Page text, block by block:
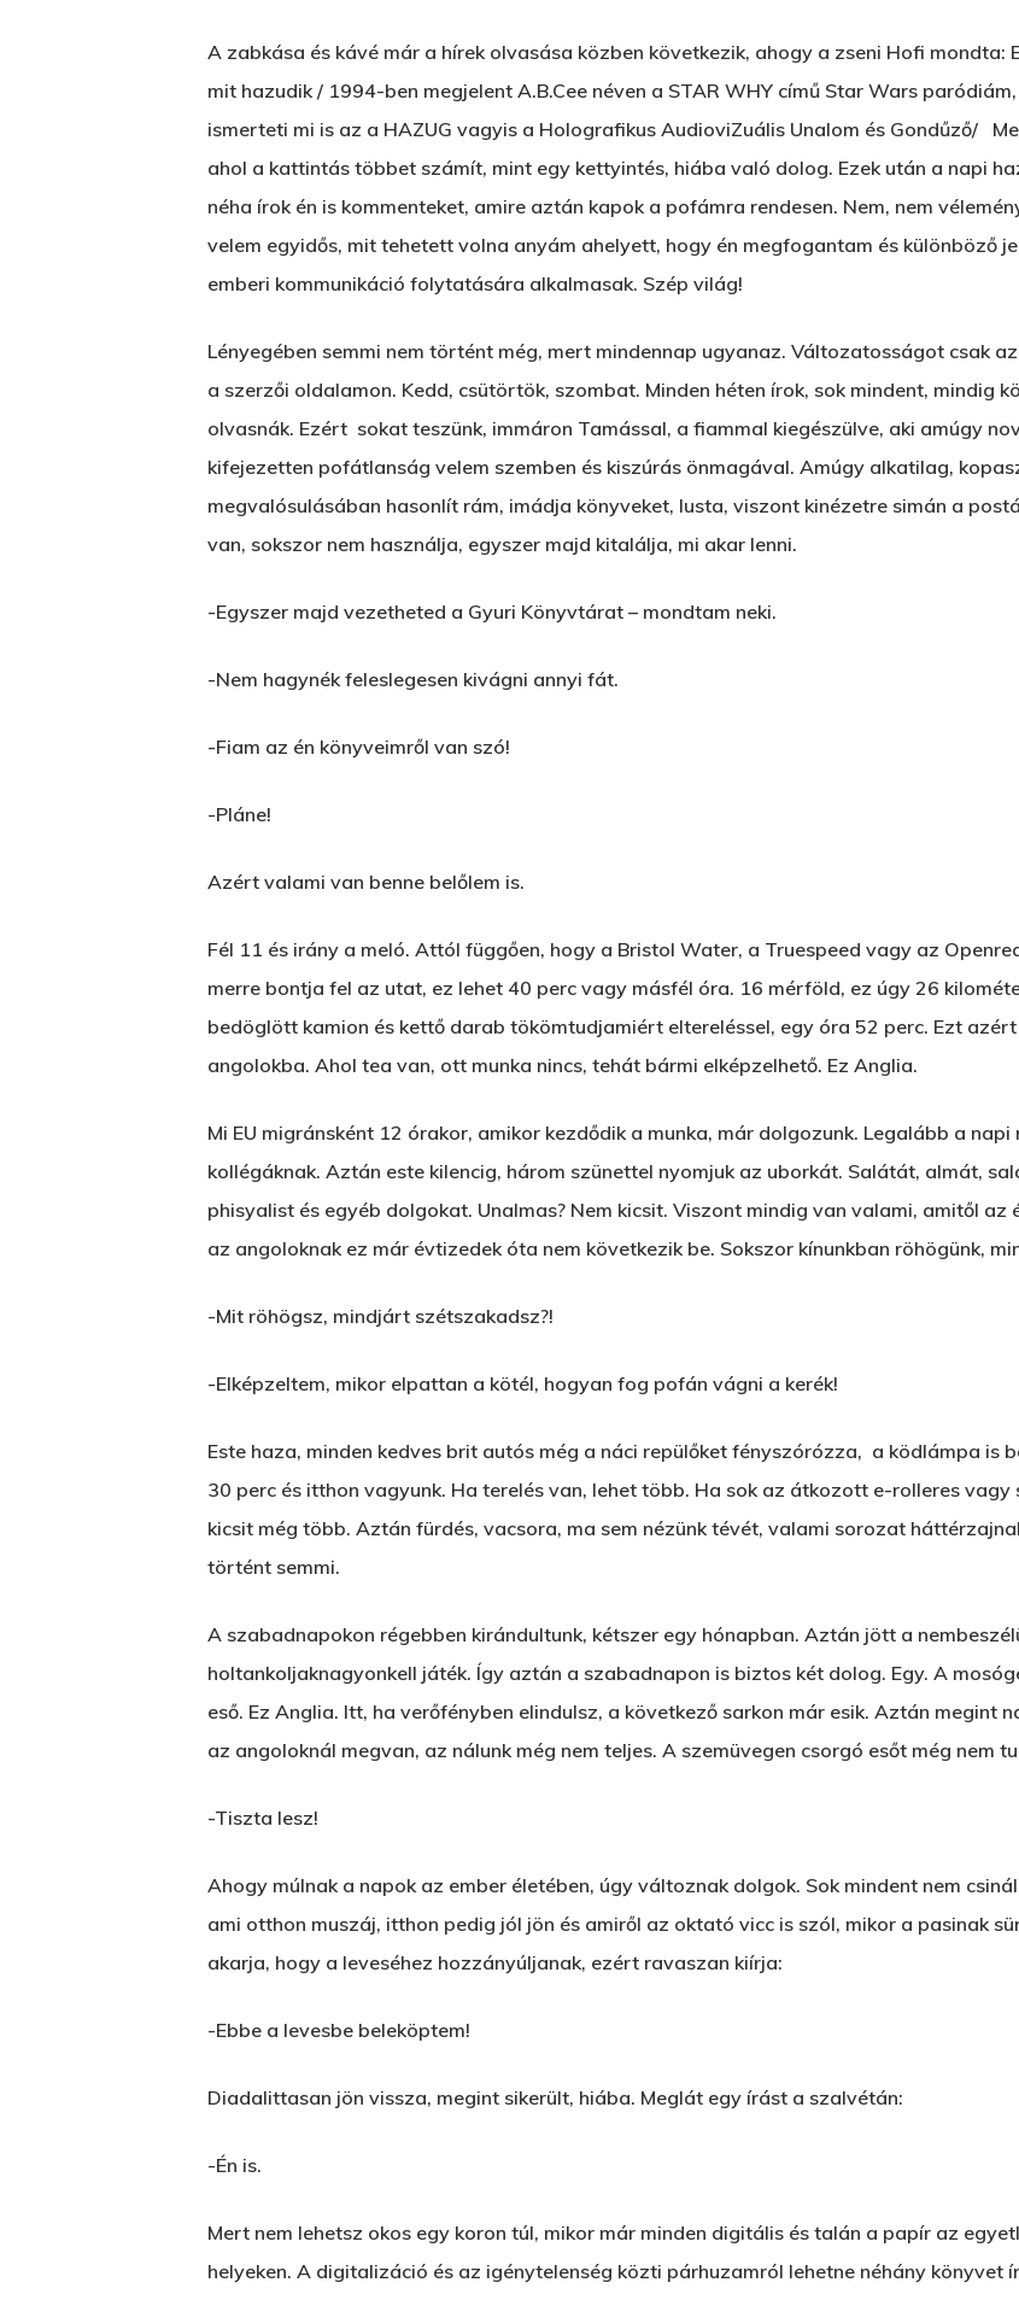
A zabkása és kávé már a hírek olvasása közben következik, ahogy a zseni Hofi mondta:
mit hazudik / 1994-ben megjelent A.B.Cee néven a STAR WHY című Star Wars
ismerteti mi is az a HAZUG vagyis a Holografikus AudioviZuális Unalom és Gondűző/
ahol a kattintás többet számít, mint egy kettyintés, hiába való dolog. Ezek után a napi
néha írok én is kommenteket, amire aztán kapok a pofámra rendesen. Nem, nem
velem egyidős, mit tehetett volna anyám ahelyett, hogy én megfogantam és különböző
emberi kommunikáció folytatására alkalmasak. Szép világ!
Lényegében semmi nem történt még, mert mindennap ugyanaz. Változatosságot csak
a szerzői oldalamon. Kedd, csütörtök, szombat. Minden héten írok, sok mindent, mindig
olvasnák. Ezért sokat teszünk, immáron Tamással, a fiammal kiegészülve, aki amúgy
kifejezetten pofátlanság velem szemben és kiszúrás önmagával. Amúgy alkatilag,
megvalósulásában hasonlít rám, imádja könyveket, lusta, viszont kinézetre simán a
van, sokszor nem használja, egyszer majd kitalálja, mi akar lenni.
-Egyszer majd vezetheted a Gyuri Könyvtárat – mondtam neki.
-Nem hagynék feleslegesen kivágni annyi fát.
-Fiam az én könyveimről van szó!
-Pláne!
Azért valami van benne belőlem is.
Fél 11 és irány a meló. Attól függően, hogy a Bristol Water, a Truespeed vagy az
merre bontja fel az utat, ez lehet 40 perc vagy másfél óra. 16 mérföld, ez úgy 26
bedöglött kamion és kettő darab tökömtudjamiért eltereléssel, egy óra 52 perc. Ezt
angolokba. Ahol tea van, ott munka nincs, tehát bármi elképzelhető. Ez Anglia.
Mi EU migránsként 12 órakor, amikor kezdődik a munka, már dolgozunk. Legalább a
kollégáknak. Aztán este kilencig, három szünettel nyomjuk az uborkát. Salátát, almát,
phisyalist és egyéb dolgokat. Unalmas? Nem kicsit. Viszont mindig van valami, amitől az
az angoloknak ez már évtizedek óta nem következik be. Sokszor kínunkban röhögünk,
-Mit röhögsz, mindjárt szétszakadsz?!
-Elképzeltem, mikor elpattan a kötél, hogyan fog pofán vágni a kerék!
Este haza, minden kedves brit autós még a náci repülőket fényszórózza, a ködlámpa is
30 perc és itthon vagyunk. Ha terelés van, lehet több. Ha sok az átkozott e-rolleres vagy
kicsit még több. Aztán fürdés, vacsora, ma sem nézünk tévét, valami sorozat
történt semmi.
A szabadnapokon régebben kirándultunk, kétszer egy hónapban. Aztán jött a
holtankoljaknagyonkell játék. Így aztán a szabadnapon is biztos két dolog. Egy. A
eső. Ez Anglia. Itt, ha verőfényben elindulsz, a következő sarkon már esik. Aztán megint
az angoloknál megvan, az nálunk még nem teljes. A szemüvegen csorgó esőt még nem
-Tiszta lesz!
Ahogy múlnak a napok az ember életében, úgy változnak dolgok. Sok mindent nem
ami otthon muszáj, itthon pedig jól jön és amiről az oktató vicc is szól, mikor a pasinak
akarja, hogy a leveséhez hozzányúljanak, ezért ravaszan kiírja:
-Ebbe a levesbe beleköptem!
Diadalittasan jön vissza, megint sikerült, hiába. Meglát egy írást a szalvétán:
-Én is.
Mert nem lehetsz okos egy koron túl, mikor már minden digitális és talán a papír az
helyeken. A digitalizáció és az igénytelenség közti párhuzamról lehetne néhány könyvet